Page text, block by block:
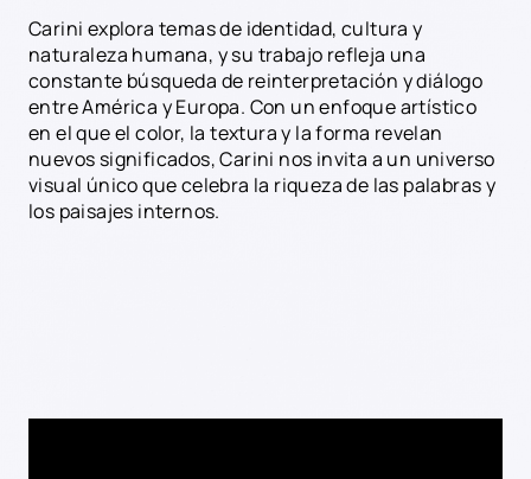
Carini explora temas de identidad, cultura y
naturaleza humana, y su trabajo refleja una
constante búsqueda de reinterpretación y diálogo
entre América y Europa. Con un enfoque artístico
en el que el color, la textura y la forma revelan
nuevos significados, Carini nos invita a un universo
visual único que celebra la riqueza de las palabras y
los paisajes internos.